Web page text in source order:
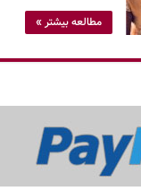
مطالعه بیشتر »